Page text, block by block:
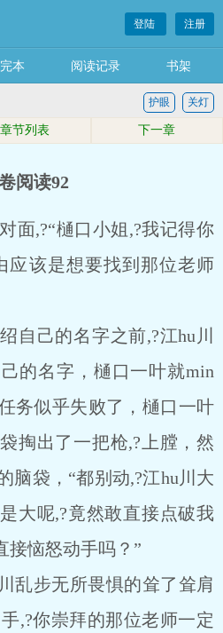
登陆 注册
完本 阅读记录 书架
关灯
护眼
章节列表 下一章
阅读92
面,?“樋口小姐,?我记得你
应该是想要找到那位老师
自己的名字之前,?江hu川
的名字，樋口一叶就min
务似乎失败了，樋口一叶
掏出了一把枪,?上膛，然
脑袋，“都别动,?江hu川大
大呢,?竟然敢直接点破我
接恼怒动手吗？”
乱步无所畏惧的耸了耸肩
,?你崇拜的那位老师一定